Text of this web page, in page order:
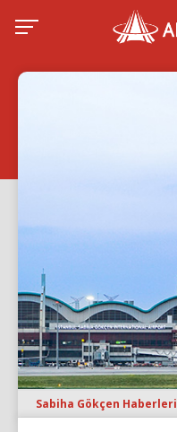
Sabiha Gökçen Haberleri